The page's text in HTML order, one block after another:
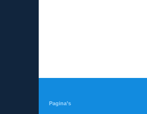
Pagina’s